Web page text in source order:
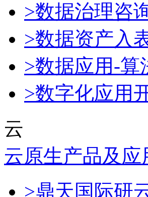
>数据治理咨
>数据资产入
>数据应用-
>数字化应用
云
云原生产品及应
>鼎天国际研